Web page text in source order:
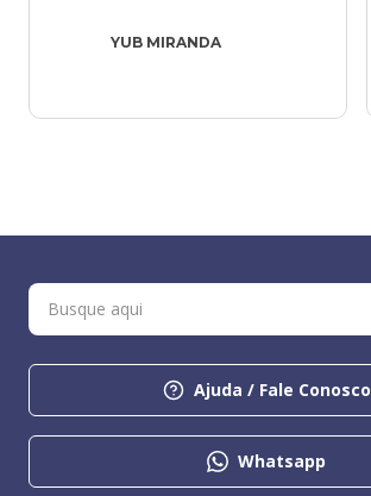
YUB MIRANDA
Ajuda / Fale Conosco
Whatsapp